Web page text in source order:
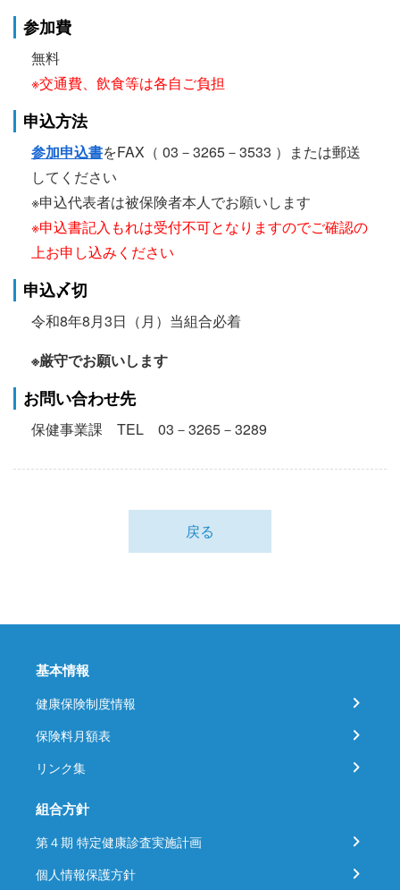
参加費
無料
※交通費、飲食等は各自ご負担
申込方法
参加申込書をFAX（ 03－3265－3533 ）または郵送
してください
※申込代表者は被保険者本人でお願いします
※申込書記入もれは受付不可となりますのでご確認の
上お申し込みください
申込〆切
令和8年8月3日（月）当組合必着
※厳守でお願いします
お問い合わせ先
保健事業課 TEL 03－3265－3289
戻る
基本情報
健康保険制度情報
保険料月額表
リンク集
組合方針
第４期 特定健康診査実施計画
個人情報保護方針